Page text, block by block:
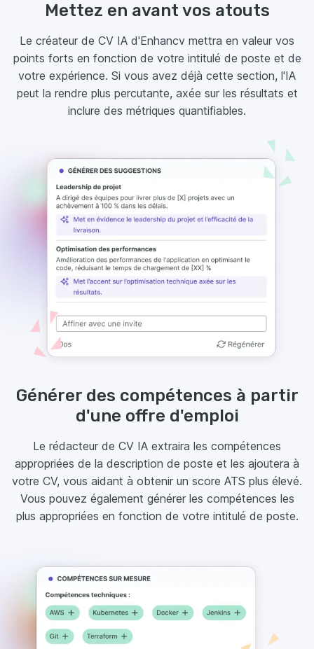
Mettez en avant vos atouts
Le créateur de CV IA d'Enhancv mettra en valeur vos
points forts en fonction de votre intitulé de poste et de
votre expérience. Si vous avez déjà cette section, l'IA
peut la rendre plus percutante, axée sur les résultats et
inclure des métriques quantifiables.
Générer des compétences à partir
d'une offre d'emploi
Le rédacteur de CV IA extraira les compétences
appropriées de la description de poste et les ajoutera à
votre CV, vous aidant à obtenir un score ATS plus élevé.
Vous pouvez également générer les compétences les
plus appropriées en fonction de votre intitulé de poste.